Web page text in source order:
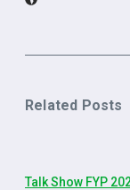
Related Posts
Talk Show FYP